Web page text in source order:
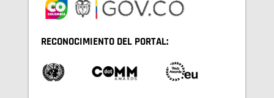
RECONOCIMIENTO DEL PORTAL: